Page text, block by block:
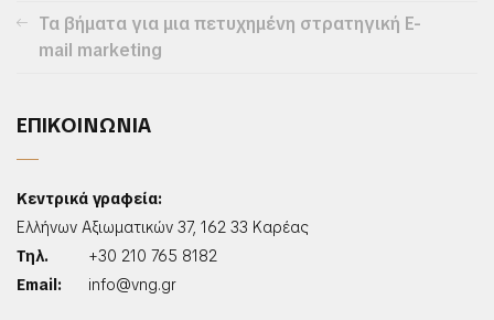
Τα βήματα για μια πετυχημένη στρατηγική E-
mail marketing
ΕΠΙΚΟΙΝΩΝΙΑ
Κεντρικά γραφεία:
Ελλήνων Αξιωματικών 37, 162 33 Καρέας
Τηλ.
+30 210 765 8182
Email:
info@vng.gr